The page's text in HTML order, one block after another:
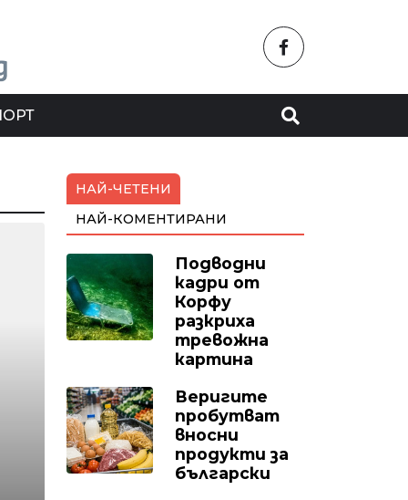
НАЙ-ЧЕТЕНИ
НАЙ-КОМЕНТИРАНИ
Подводни
кадри от
Корфу
разкриха
тревожна
картина
Веригите
пробутват
вносни
продукти за
български